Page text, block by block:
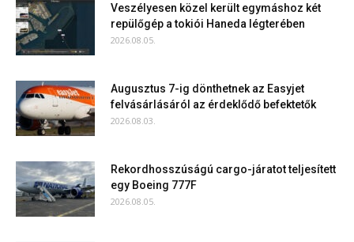
Veszélyesen közel került egymáshoz két
repülőgép a tokiói Haneda légterében
2026.08.05.
Augusztus 7-ig dönthetnek az Easyjet
felvásárlásáról az érdeklődő befektetők
2026.08.03.
Rekordhosszúságú cargo-járatot teljesített
egy Boeing 777F
2026.08.05.